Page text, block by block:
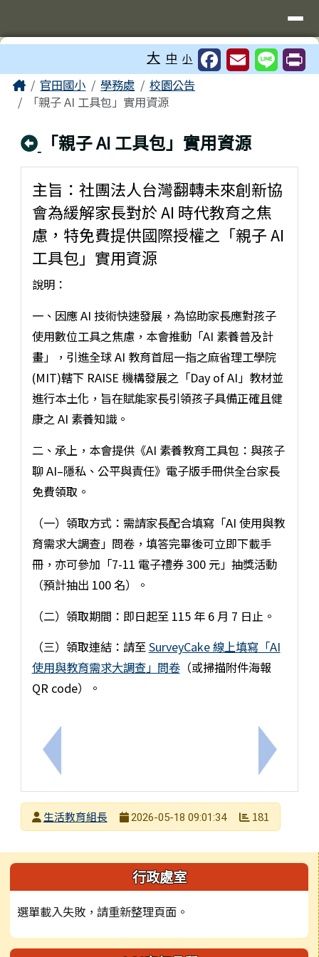
大 中 小
主內容區域
Home官田國小 學務處
校園公告
「親子 AI 工具包」實用資源
回上頁
「親子 AI 工具包」實用資源
上一筆：114學年度第二學期動態課程、校隊課程結
主旨：社團法人台灣翻轉未來創新協
會為緩解家長對於 AI 時代教育之焦
慮，特免費提供國際授權之「親子 AI
工具包」實用資源
說明：
一、因應 AI 技術快速發展，為協助家長應對孩子
使用數位工具之焦慮，本會推動「AI 素養普及計
畫」，引進全球 AI 教育首屈一指之麻省理工學院
(MIT)轄下 RAISE 機構發展之「Day of AI」教材並
進行本土化，旨在賦能家長引領孩子具備正確且健
康之 AI 素養知識。
二、承上，本會提供《AI 素養教育工具包：與孩子
聊 AI–隱私、公平與責任》電子版手冊供全台家長
免費領取。
（一）領取方式：需請家長配合填寫「AI 使用與教
育需求大調查」問卷，填答完畢後可立即下載手
冊，亦可參加「7-11 電子禮券 300 元」抽獎活動
（預計抽出 100 名）。
（二）領取期間：即日起至 115 年 6 月 7 日止。
（三）領取連結：請至SurveyCake 線上填寫「AI
使用與教育需求大調查」問卷（或掃描附件海報
QR code）。
下一筆：
發布者生活教育組長
2026-05-18 09:01:34 181
左邊區域內容 行政處室
選單載入失敗，請重新整理頁面。
頁尾區域